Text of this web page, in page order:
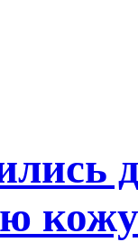
кожу